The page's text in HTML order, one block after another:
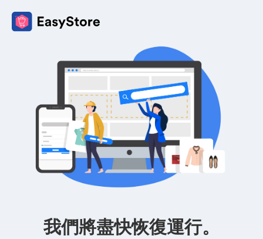
我們將盡快恢復運行。